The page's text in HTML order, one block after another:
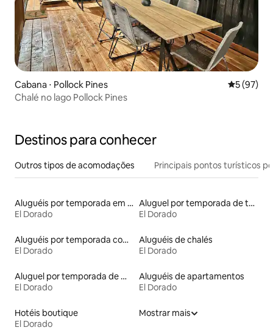
Cabana ⋅ Pollock Pines 5 de uma
5 (97)
Chalé no lago Pollock Pines
Destinos para conhecer
Outros tipos de acomodações Principais pontos turísticos
Aluguéis por temporada em resorts
El Dorado
Aluguel por temporada de townhouses
El Dorado
Aluguéis por temporada com acesso à praia
El Dorado
Aluguéis de chalés
El Dorado
Aluguel por temporada de microcasas
El Dorado
Aluguéis de apartamentos
El Dorado
Hotéis boutique
El Dorado
Mostrar mais